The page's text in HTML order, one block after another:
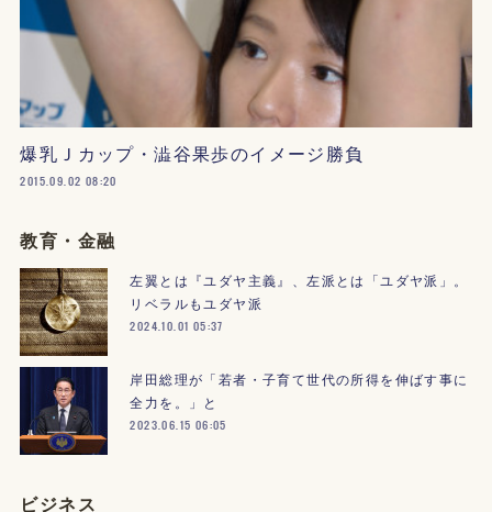
爆乳Ｊカップ・澁谷果歩のイメージ勝負
2015.09.02 08:20
教育・金融
左翼とは『ユダヤ主義』、左派とは「ユダヤ派」。
リベラルもユダヤ派
2024.10.01 05:37
岸田総理が「若者・子育て世代の所得を伸ばす事に
全力を。」と
2023.06.15 06:05
ビジネス